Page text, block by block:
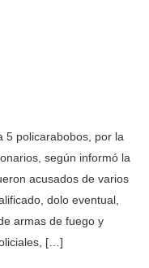
5 policarabobos, por la
según informó la
acusados de varios
dolo eventual,
armas de fuego y
[…]